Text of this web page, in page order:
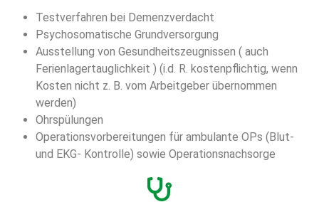
Testverfahren bei Demenzverdacht
Psychosomatische Grundversorgung
Ausstellung von Gesundheitszeugnissen ( auch
Ferienlagertauglichkeit ) (i.d. R. kostenpflichtig, wenn
Kosten nicht z. B. vom Arbeitgeber übernommen
werden)
Ohrspülungen
Operationsvorbereitungen für ambulante OPs (Blut-
und EKG- Kontrolle) sowie Operationsnachsorge